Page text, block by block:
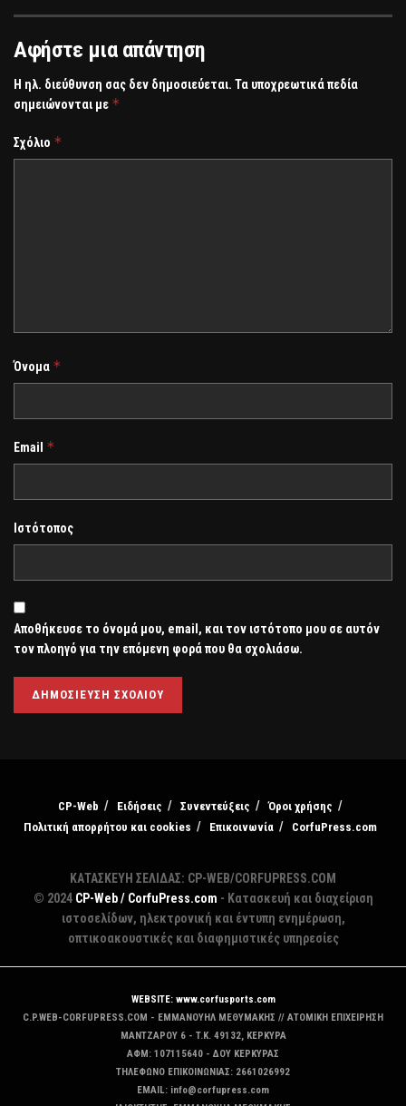
Αφήστε μια απάντηση
Η ηλ. διεύθυνση σας δεν δημοσιεύεται. Τα υποχρεωτικά πεδία
σημειώνονται με *
Σχόλιο *
Όνομα *
Email *
Ιστότοπος
Αποθήκευσε το όνομά μου, email, και τον ιστότοπο μου σε αυτόν
τον πλοηγό για την επόμενη φορά που θα σχολιάσω.
CP-Web Ειδήσεις Συνεντεύξεις
Όροι χρήσης
Πολιτική απορρήτου και cookies
Επικοινωνία CorfuPress.com
ΚΑΤΑΣΚΕΥΗ ΣΕΛΙΔΑΣ: CP-WEB/CORFUPRESS.COM
© 2024 CP-Web / CorfuPress.com - Κατασκευή και διαχείριση
ιστοσελίδων, ηλεκτρονική και έντυπη ενημέρωση,
οπτικοακουστικές και διαφημιστικές υπηρεσίες
WEBSITE: www.corfusports.com
C.P.WEB-CORFUPRESS.COM - ΕΜΜΑΝΟΥΗΛ ΜΕΘΥΜΑΚΗΣ // ΑΤΟΜΙΚΗ ΕΠΙΧΕΙΡΗΣΗ
MANTZAΡΟΥ 6 - T.K. 49132, ΚΕΡΚΥΡΑ
ΑΦΜ: 107115640 - ΔΟΥ ΚΕΡΚΥΡΑΣ
ΤΗΛΕΦΩΝΟ ΕΠΙΚΟΙΝΩΝΙΑΣ: 2661026992
EMAIL: info@corfupress.com